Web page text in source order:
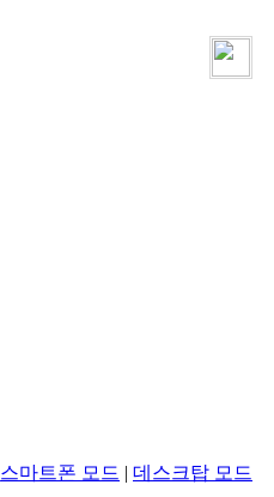
스마트폰 모드 | 데스크탑 모드